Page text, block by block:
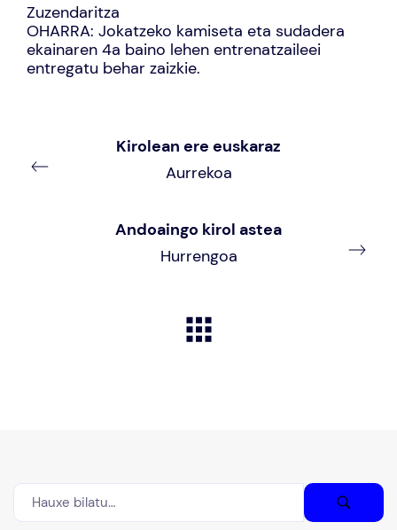
Zuzendaritza
OHARRA: Jokatzeko kamiseta eta sudadera
ekainaren 4a baino lehen entrenatzaileei
entregatu behar zaizkie.
Kirolean ere euskaraz
Aurrekoa
Andoaingo kirol astea
Hurrengoa